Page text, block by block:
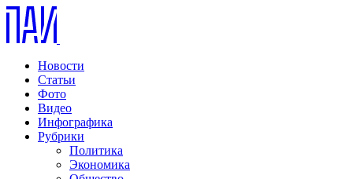
Новости
Статьи
Фото
Видео
Инфографика
Рубрики
Политика
Экономика